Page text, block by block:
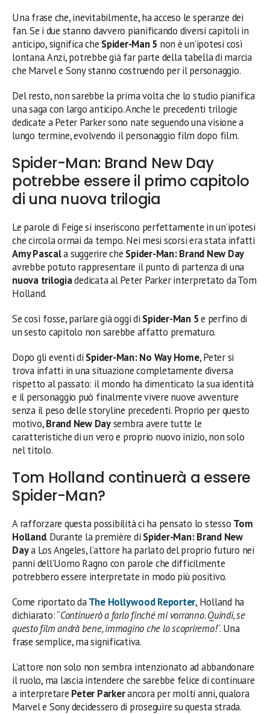
Una frase che, inevitabilmente, ha acceso le speranze dei
fan. Se i due stanno davvero pianificando diversi capitoli in
anticipo, significa che Spider-Man 5 non è un’ipotesi così
lontana. Anzi, potrebbe già far parte della tabella di marcia
che Marvel e Sony stanno costruendo per il personaggio.
Del resto, non sarebbe la prima volta che lo studio pianifica
una saga con largo anticipo. Anche le precedenti trilogie
dedicate a Peter Parker sono nate seguendo una visione a
lungo termine, evolvendo il personaggio film dopo film.
Spider-Man: Brand New Day
potrebbe essere il primo capitolo
di una nuova trilogia
Le parole di Feige si inseriscono perfettamente in un’ipotesi
che circola ormai da tempo. Nei mesi scorsi era stata infatti
Amy Pascala suggerire che Spider-Man: Brand New Day
avrebbe potuto rappresentare il punto di partenza di una
nuova trilogiadedicata al Peter Parker interpretato da Tom
Holland.
Se così fosse, parlare già oggi di Spider-Man 5e perfino di
un sesto capitolo non sarebbe affatto prematuro.
Dopo gli eventi di Spider-Man: No Way Home, Peter si
trova infatti in una situazione completamente diversa
rispetto al passato: il mondo ha dimenticato la sua identità
e il personaggio può finalmente vivere nuove avventure
senza il peso delle storyline precedenti. Proprio per questo
motivo,Brand New Daysembra avere tutte le
caratteristiche di un vero e proprio nuovo inizio, non solo
nel titolo.
Tom Holland continuerà a essere
Spider-Man?
A rafforzare questa possibilità ci ha pensato lo stesso Tom
Holland. Durante la première di Spider-Man: Brand New
Daya Los Angeles, l’attore ha parlato del proprio futuro nei
panni dell’Uomo Ragno con parole che difficilmente
potrebbero essere interpretate in modo più positivo.
Come riportato daThe Hollywood Reporter, Holland ha
dichiarato: “Continuerò a farlo finché mi vorranno. Quindi, se
questo film andrà bene, immagino che lo scopriremo!“. Una
frase semplice, ma significativa.
L’attore non solo non sembra intenzionato ad abbandonare
il ruolo, ma lascia intendere che sarebbe felice di continuare
a interpretare Peter Parkerancora per molti anni, qualora
Marvel e Sony decidessero di proseguire su questa strada.